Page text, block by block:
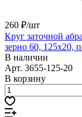
260 ₽/шт
Круг заточной
зерно 60, 125х20,
В наличии
Арт. 3655-125-20
В корзину